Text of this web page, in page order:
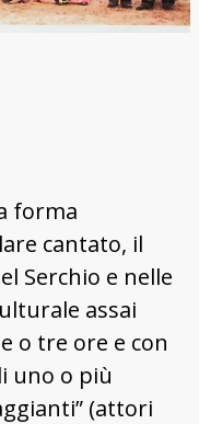
forma
cantato, il
Serchio e nelle
assai
o tre ore e con
uno o più
(attori